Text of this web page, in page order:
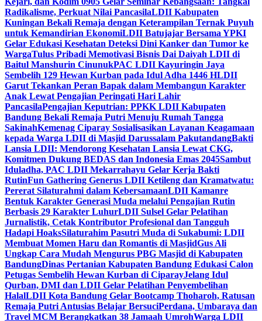
Radikalisme, Perkuat Nilai PancasilaLDII Kabupaten
Kuningan Bekali Remaja dengan Keterampilan Ternak Puyuh
untuk Kemandirian EkonomiLDII Batujajar Bersama YPKI
Gelar Edukasi Kesehatan Deteksi Dini Kanker dan Tumor ke
WargaTulus Pribadi Memotivasi Bisnis Dai Daiyah LDII di
Baitul Manshurin CinunukPAC LDII Kayuringin Jaya
Sembelih 129 Hewan Kurban pada Idul Adha 1446 HLDII
Garut Tekankan Peran Bapak dalam Membangun Karakter
Anak Lewat Pengajian Peringati Hari Lahir
PancasilaPengajian Keputrian: PPKK LDII Kabupaten
Bandung Bekali Remaja Putri Menuju Rumah Tangga
SakinahKemenag Ciparay Sosialisasikan Layanan Keagamaan
kepada Warga LDII di Masjid Darussalam PakutandangBakti
Lansia LDII: Mendorong Kesehatan Lansia Lewat CKG,
Komitmen Dukung BEDAS dan Indonesia Emas 2045Sambut
Iduladha, PAC LDII Mekarrahayu Gelar Kerja Bakti
RutinFun Gathering Generus LDII Ketileng dan Kramatwatu:
Pererat Silaturahmi dalam KebersamaanLDII Kamanre
Bentuk Karakter Generasi Muda melalui Pengajian Rutin
Berbasis 29 Karakter LuhurLDII Sulsel Gelar Pelatihan
Jurnalistik, Cetak Kontributor Profesional dan Tangguh
Hadapi HoaksSilaturahim Pasutri Muda di Sukabumi: LDII
Membuat Momen Haru dan Romantis di MasjidGus Ali
Ungkap Cara Mudah Mengurus PBG Masjid di Kabupaten
BandungDinas Pertanian Kabupaten Bandung Edukasi Calon
Petugas Sembelih Hewan Kurban di CiparayJelang Idul
Qurban, DMI dan LDII Gelar Pelatihan Penyembelihan
HalalLDII Kota Bandung Gelar Bootcamp Thoharoh, Ratusan
Remaja Putri Antusias Belajar BersuciPerdana, Umbaraya dan
Travel MCM Berangkatkan 38 Jamaah UmrohWarga LDII